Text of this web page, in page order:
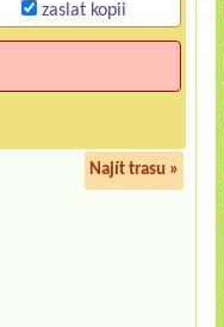
zaslat kopii
Najít trasu »